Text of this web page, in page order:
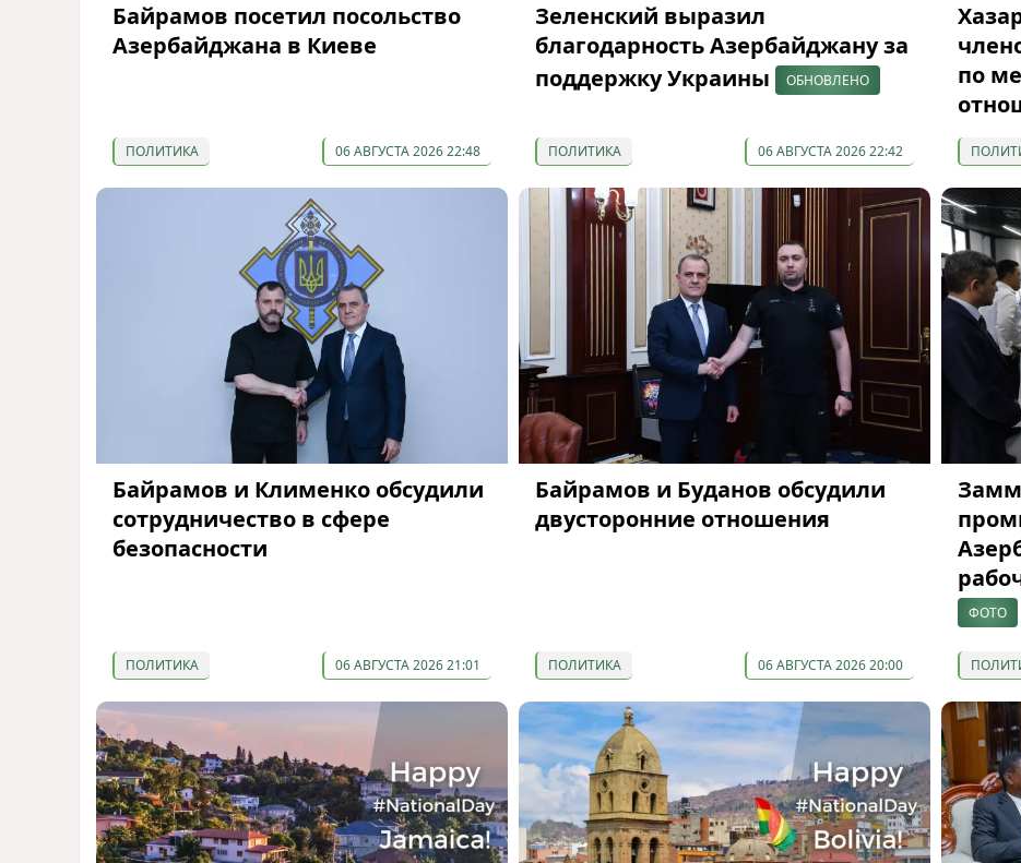
Байрамов посетил посольство
Азербайджана в Киеве
ПОЛИТИКА 06 АВГУСТА 2026 22:48
Зеленский выразил
благодарность Азербайджану за
поддержку Украины
ОБНОВЛЕНО
ПОЛИТИКА 06 АВГУСТА 2026 22:42
по
Байрамов и Клименко обсудили
сотрудничество в сфере
безопасности
ПОЛИТИКА 06 АВГУСТА 2026 21:01
Байрамов и Буданов обсудили
двусторонние отношения
ПОЛИТИКА 06 АВГУСТА 2026 20:00
ФОТО